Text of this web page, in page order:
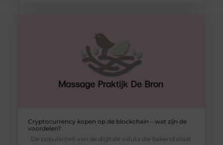
Cryptocurrency kopen op de blockchain – wat zijn de
voordelen?
De populariteit van de digitale valuta die bekend staat